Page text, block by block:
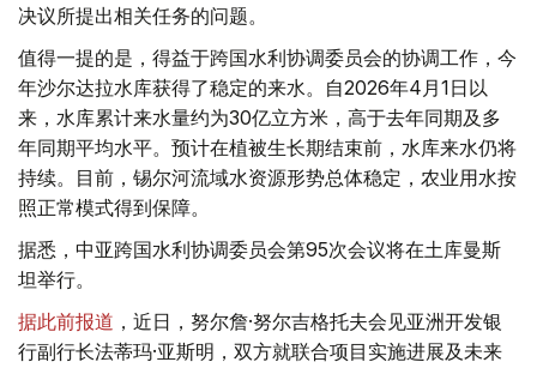
决议所提出相关任务的问题。
值得一提的是，得益于跨国水利协调委员会的协调工作，今
年沙尔达拉水库获得了稳定的来水。自2026年4月1日以
来，水库累计来水量约为30亿立方米，高于去年同期及多
年同期平均水平。预计在植被生长期结束前，水库来水仍将
持续。目前，锡尔河流域水资源形势总体稳定，农业用水按
照正常模式得到保障。
据悉，中亚跨国水利协调委员会第95次会议将在土库曼斯
坦举行。
据此前报道 ，近日，努尔詹·努尔吉格托夫会见亚洲开发银
行副行长法蒂玛·亚斯明，双方就联合项目实施进展及未来